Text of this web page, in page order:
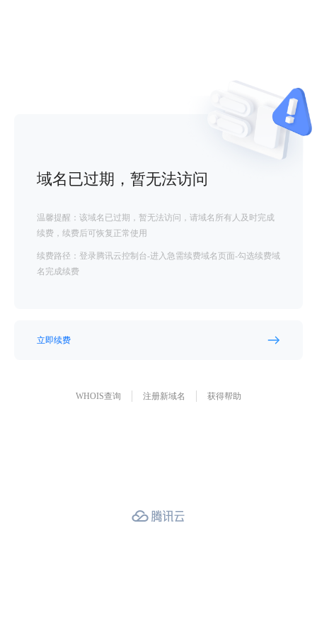
域名已过期，暂无法访问
温馨提醒：该域名已过期，暂无法访问，请域名所有人及时完成
续费，续费后可恢复正常使用
续费路径：登录腾讯云控制台-进入急需续费域名页面-勾选续费域
名完成续费
立即续费
WHOIS查询 注册新域名 获得帮助